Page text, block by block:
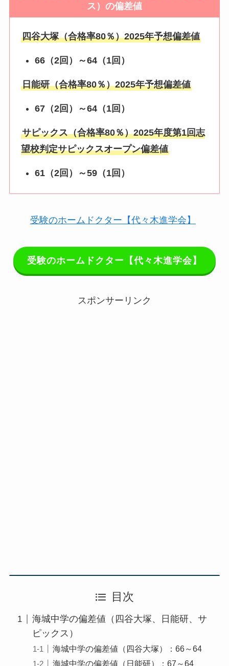
ス）の偏差値
四谷大塚（合格率80％）2025年予想偏差値
66（2回）～64（1回）
日能研（合格率80％）2025年予想偏差値
67（2回）～64（1回）
サピックス（合格率80％）2025年度第1回志
望校判定サピックスオープン偏差値
61（2回）～59（1回）
受験のホームドクター【代々木進学会】
受験のホームドクター【代々木進学会】
スポンサーリンク
目次
海城中学の偏差値（四谷大塚、日能研、サ
ピックス）
海城中学の偏差値（四谷大塚）：66～64
海城中学の偏差値（日能研）：67～64